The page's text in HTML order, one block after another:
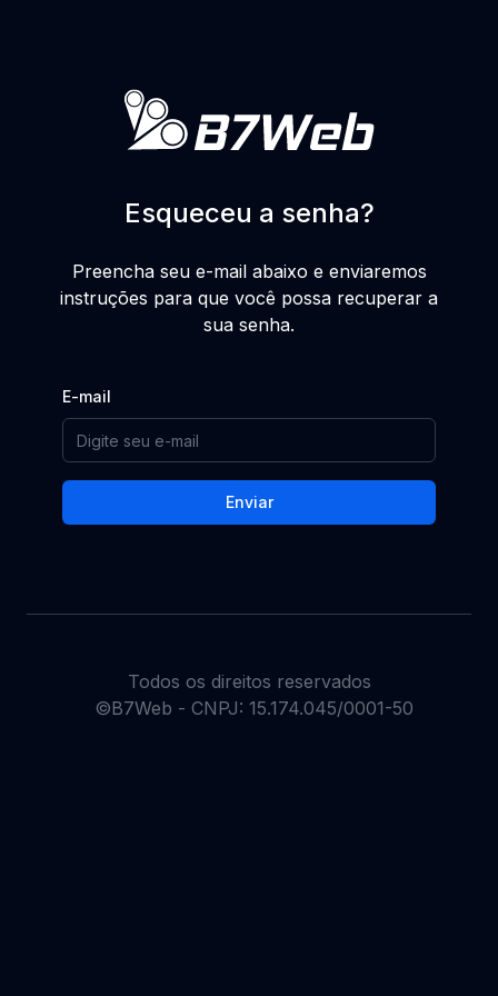
Esqueceu a senha?
Preencha seu e-mail abaixo e enviaremos
instruções para que você possa recuperar a
sua senha.
E-mail
Enviar
Todos os direitos reservados
©B7Web - CNPJ: 15.174.045/0001-50